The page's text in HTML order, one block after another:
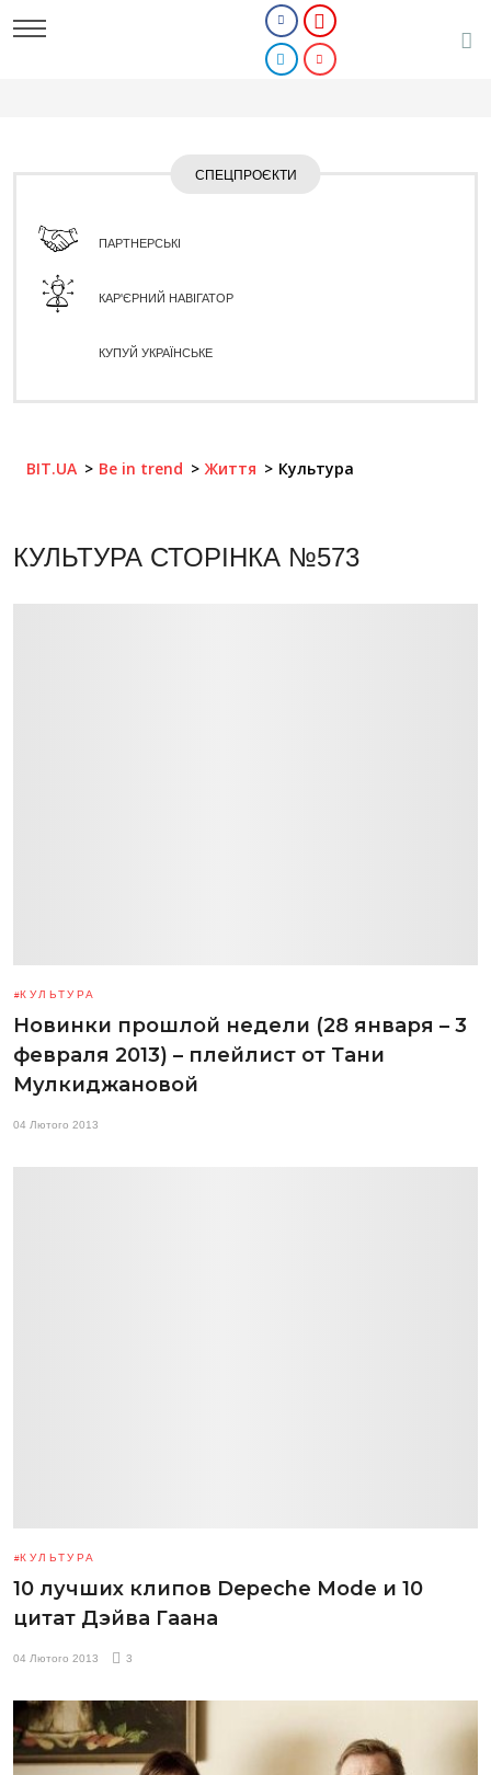
СПЕЦПРОЄКТИ
ПАРТНЕРСЬКІ
КАР'ЄРНИЙ НАВІГАТОР
КУПУЙ УКРАЇНСЬКЕ
BIT.UA Be in trend Життя Культура
КУЛЬТУРА СТОРІНКА №573
КУЛЬТУРА
Новинки прошлой недели (28 января – 3
февраля 2013) – плейлист от Тани
Мулкиджановой
04 Лютого 2013
КУЛЬТУРА
10 лучших клипов Depeche Mode и 10
цитат Дэйва Гаана
04 Лютого 2013 3